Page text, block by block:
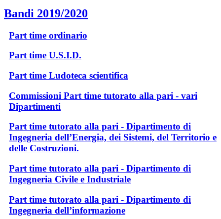
Bandi 2019/2020
Part time ordinario
Part time U.S.I.D.
Part time Ludoteca scientifica
Commissioni Part time tutorato alla pari - vari
Dipartimenti
Part time tutorato alla pari - Dipartimento di
Ingegneria dell’Energia, dei Sistemi, del Territorio e
delle Costruzioni.
Part time tutorato alla pari - Dipartimento di
Ingegneria Civile e Industriale
Part time tutorato alla pari - Dipartimento di
Ingegneria dell’informazione